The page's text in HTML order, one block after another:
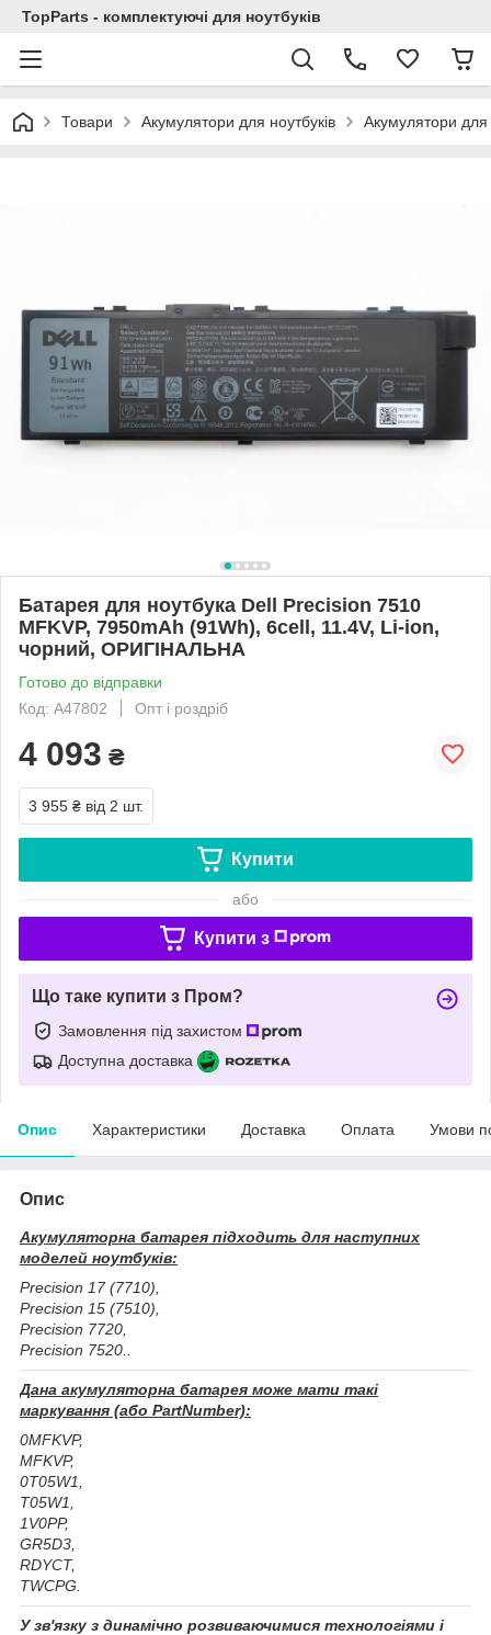
TopParts - комплектуючі для ноутбуків
Товари Акумулятори для ноутбуків Акумулятори для
Батарея для ноутбука Dell Precision 7510
MFKVP, 7950mAh (91Wh), 6cell, 11.4V, Li-ion,
чорний, ОРИГІНАЛЬНА
Готово до відправки
Код: A47802
Опт і роздріб
4 093 ₴
3 955 ₴ від 2 шт.
Купити
або
Купити з
Що таке купити з Пром?
Замовлення під захистом
Доступна доставка
Опис Характеристики Доставка Оплата Умови
Опис
Акумуляторна батарея підходить для наступних
моделей ноутбуків:
Precision 17 (7710),
Precision 15 (7510),
Precision 7720,
Precision 7520..
Дана акумуляторна батарея може мати такі
маркування (або PartNumber):
0MFKVP,
MFKVP,
0T05W1,
T05W1,
1V0PP,
GR5D3,
RDYCT,
TWCPG.
У зв'язку з динамічно розвиваючимися технологіями і